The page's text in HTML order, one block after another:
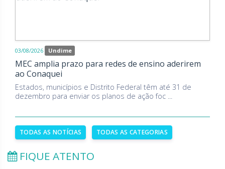
03/08/2026 Undime
MEC amplia prazo para redes de ensino aderirem
ao Conaquei
Estados, municípios e Distrito Federal têm até 31 de
dezembro para enviar os planos de ação foc ...
TODAS AS NOTÍCIAS TODAS AS CATEGORIAS
FIQUE ATENTO